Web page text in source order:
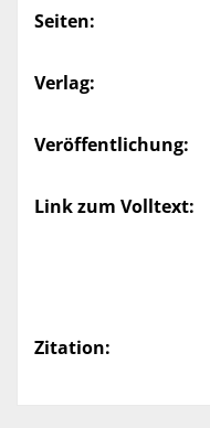
Seiten:
Verlag:
Veröffentlichung:
Link zum Volltext:
Zitation: